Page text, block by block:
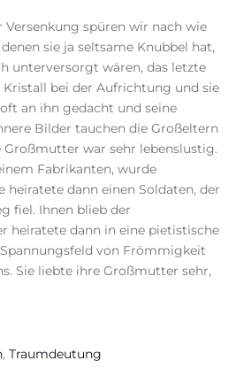
Versenkung spüren wir nach wie
sie ja seltsame Knubbel hat,
unterversorgt wären, das letzte
Kristall bei der Aufrichtung und sie
an ihn gedacht und seine
Bilder tauchen die Großeltern
war sehr lebenslustig.
Fabrikanten, wurde
heiratete dann einen Soldaten, der
fiel. Ihnen blieb der
heiratete dann in eine pietistische
von Frömmigkeit
Sie liebte ihre Großmutter sehr,
, Traumdeutung